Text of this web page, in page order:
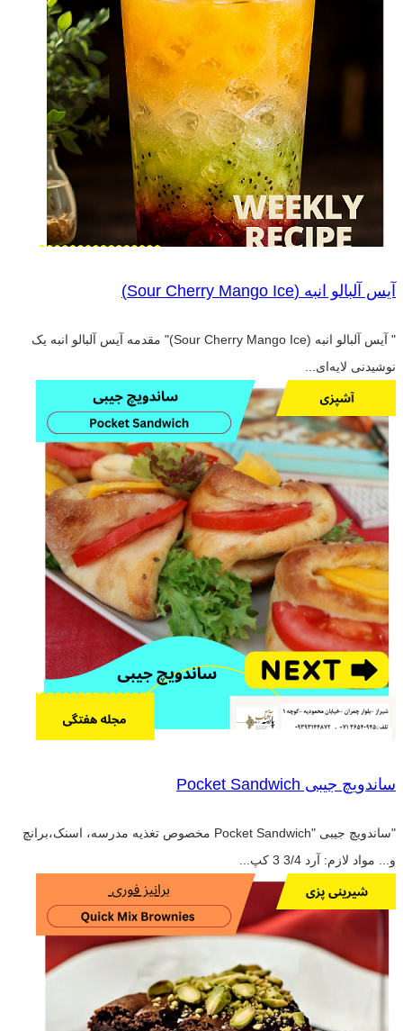
آیس آلبالو انبه (Sour Cherry Mango Ice)
" آیس آلبالو انبه (Sour Cherry Mango Ice)" مقدمه آیس آلبالو انبه یک
نوشیدنی لایه‌ای...
ساندویچ جیبی Pocket Sandwich
"ساندویچ جیبی "Pocket Sandwich مخصوص تغذیه مدرسه، اسنک،برانچ
و... مواد لازم: آرد 3/4 3 کپ...